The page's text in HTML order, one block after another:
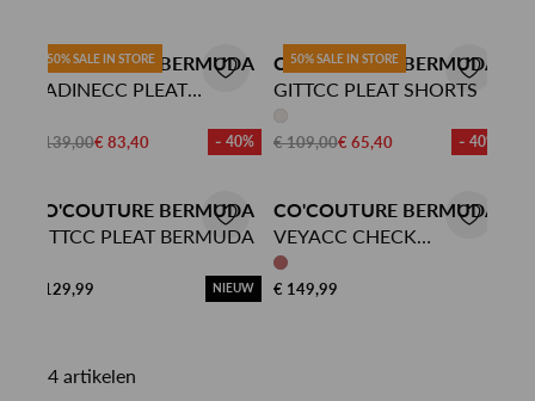
50% SALE IN STORE
CO'COUTURE BERMUDA
NADINECC PLEAT
€ 139,00€ 83,40 - 40%
50% SALE IN STORE
CO'COUTURE BERMUDA
GITTCC PLEAT SHORTS
€ 109,00€ 65,40 - 40%
CO'COUTURE BERMUDA
GITTCC PLEAT BERMUDA
€ 129,99 NIEUW
CO'COUTURE BERMUDA
VEYACC CHECK
BERMUDA
€ 149,99
4 artikelen